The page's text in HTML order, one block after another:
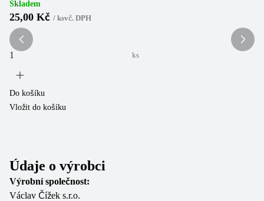
Skladem
25,00 Kč / ksvč. DPH
ks
Do košíku
Vložit do košíku
Údaje o výrobci
Výrobní společnost:
Václav Čížek s.r.o.